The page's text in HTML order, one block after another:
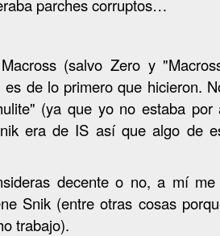
parches corruptos…
(salvo Zero y
es de lo primero que hicieron.
(ya que yo no estaba por
era de IS así que algo de
decente o no, a mí
Snik (entre otras cosas
trabajo).